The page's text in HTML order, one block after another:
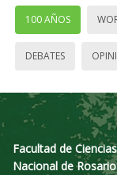
100 AÑOS
DEBATES
Facultad de
Nacional de Rosario